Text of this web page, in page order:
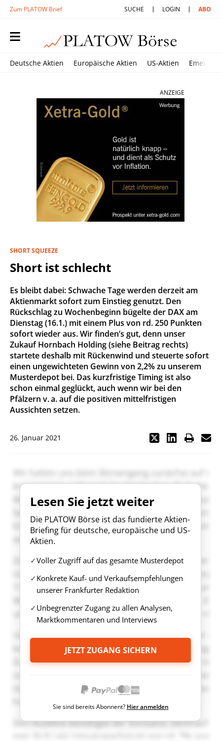
Zum PLATOW Brief SUCHE LOGIN ABO
Deutsche Aktien Europäische Aktien US-Aktien
ANZEIGE
SHORT SQUEEZE
Short ist schlecht
Es bleibt dabei: Schwache Tage werden derzeit am
Aktienmarkt sofort zum Einstieg genutzt. Den
Rückschlag zu Wochenbeginn bügelte der DAX am
Dienstag (16.1.) mit einem Plus von rd. 250 Punkten
sofort wieder aus. Wir finden’s gut, denn unser
Zukauf Hornbach Holding (siehe Beitrag rechts)
startete deshalb mit Rückenwind und steuerte sofort
einen ungewichteten Gewinn von 2,2% zu unserem
Musterdepot bei. Das kurzfristige Timing ist also
schon einmal geglückt, auch wenn wir bei den
Pfälzern v. a. auf die positiven mittelfristigen
Aussichten setzen.
26. Januar 2021
Lesen Sie jetzt weiter
Die PLATOW Börse ist das fundierte Aktien-
Briefing für deutsche, europäische und US-
Aktien.
Voller Zugriff auf das gesamte Musterdepot
Konkrete Kauf- und Verkaufsempfehlungen
unserer Frankfurter Redaktion
Unbegrenzter Zugang zu allen Analysen,
Marktkommentaren und Interviews
JETZT ZUGANG SICHERN
Sie sind bereits Abonnent? Hier anmelden